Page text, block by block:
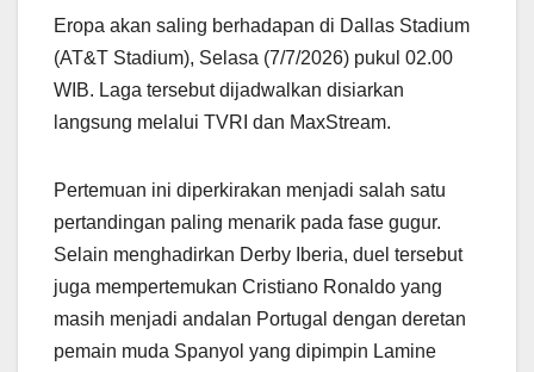
Eropa akan saling berhadapan di Dallas Stadium
(AT&T Stadium), Selasa (7/7/2026) pukul 02.00
WIB. Laga tersebut dijadwalkan disiarkan
langsung melalui TVRI dan MaxStream.
Pertemuan ini diperkirakan menjadi salah satu
pertandingan paling menarik pada fase gugur.
Selain menghadirkan Derby Iberia, duel tersebut
juga mempertemukan Cristiano Ronaldo yang
masih menjadi andalan Portugal dengan deretan
pemain muda Spanyol yang dipimpin Lamine